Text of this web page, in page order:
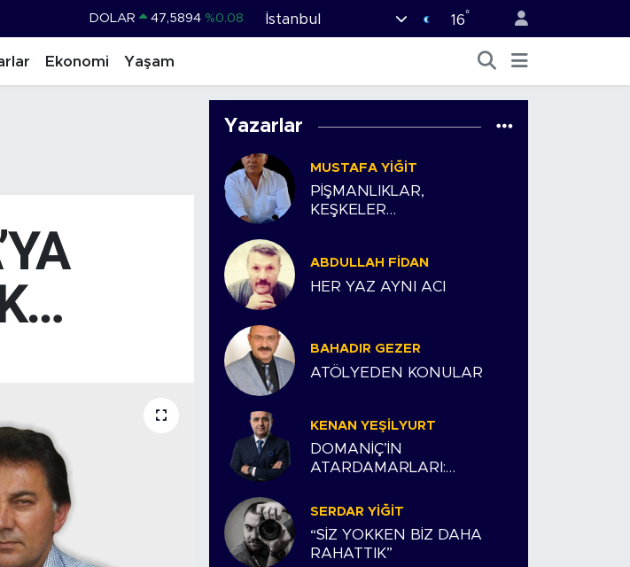
DOLAR 47,5894 %0.08
STERLİN 64,1581 %0.16
%1.32
İstanbul 16°
Ekonomi Yaşam
Yazarlar
MUSTAFA YIĞIT
PİŞMANLIKLAR,
KEŞKELER…
ABDULLAH FIDAN
HER YAZ AYNI ACI
BAHADIR GEZER
ATÖLYEDEN KONULAR
KENAN YEŞILYURT
DOMANİÇ’İN
ATARDAMARLARI:
HİKAYEMİZ
SERDAR YIĞIT
“SİZ YOKKEN BİZ DAHA
RAHATTIK”